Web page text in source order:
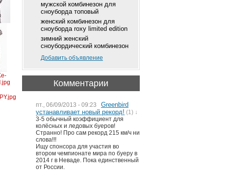
мужской комбинезон для
сноуборда топовый
женский комбинезон для
сноуборда roxy limited edition
зимний женский
сноубордический комбинезон
Добавить объявление
Комментарии
пт., 06/09/2013 - 09:23
Greenbird
устанавливает новый рекорд! (1) ↓
3-5 обычный коэффициент для
колёсных и ледовых буеров!
Странно! Про сам рекорд 215 км/ч ни
слова!!!
Ищу спонсора для участия во
втором чемпионате мира по буеру в
2014 г в Неваде. Пока единственный
от России.